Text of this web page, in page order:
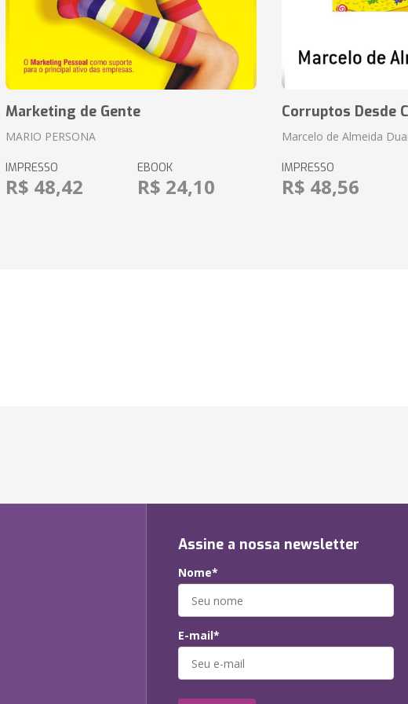
Marketing de Gente
MARIO PERSONA
IMPRESSO
R$ 48,42
EBOOK
R$ 24,10
Corruptos Desde
Marcelo de Almeida
IMPRESSO
R$ 48,56
Assine a nossa newsletter
Nome*
E-mail*